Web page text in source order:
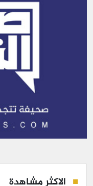
الاكثر مشاهدة